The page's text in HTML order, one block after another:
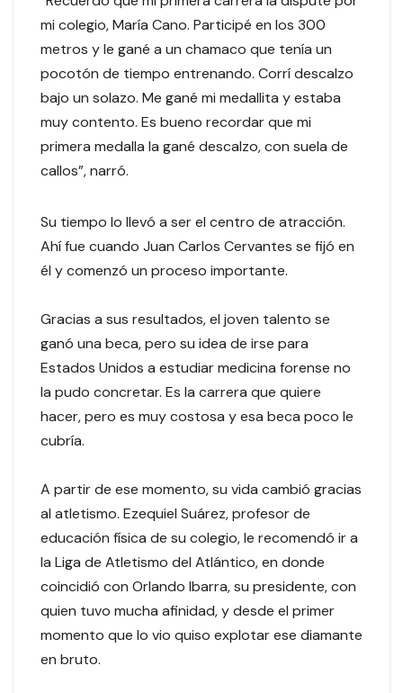
mi colegio, María Cano. Participé en los 300
metros y le gané a un chamaco que tenía un
pocotón de tiempo entrenando. Corrí descalzo
bajo un solazo. Me gané mi medallita y estaba
muy contento. Es bueno recordar que mi
primera medalla la gané descalzo, con suela de
callos”, narró.
Su tiempo lo llevó a ser el centro de atracción.
Ahí fue cuando Juan Carlos Cervantes se fijó en
él y comenzó un proceso importante.
Gracias a sus resultados, el joven talento se
ganó una beca, pero su idea de irse para
Estados Unidos a estudiar medicina forense no
la pudo concretar. Es la carrera que quiere
hacer, pero es muy costosa y esa beca poco le
cubría.
A partir de ese momento, su vida cambió gracias
al atletismo. Ezequiel Suárez, profesor de
educación física de su colegio, le recomendó ir a
la Liga de Atletismo del Atlántico, en donde
coincidió con Orlando Ibarra, su presidente, con
quien tuvo mucha afinidad, y desde el primer
momento que lo vio quiso explotar ese diamante
en bruto.